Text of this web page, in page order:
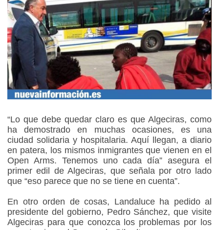
“Lo que debe quedar claro es que Algeciras, como
ha demostrado en muchas ocasiones, es una
ciudad solidaria y hospitalaria. Aquí llegan, a diario
en patera, los mismos inmigrantes que vienen en el
Open Arms. Tenemos uno cada día” asegura el
primer edil de Algeciras, que señala por otro lado
que “eso parece que no se tiene en cuenta”.
En otro orden de cosas, Landaluce ha pedido al
presidente del gobierno, Pedro Sánchez, que visite
Algeciras para que conozca los problemas por los